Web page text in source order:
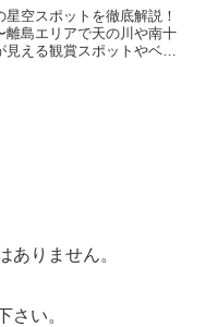
星空スポットを徹底解説！
離島エリアで天の川や南十
見える観賞スポットやベス
ありません。
さい。